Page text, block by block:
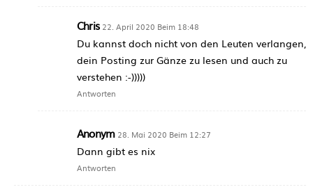
Chris 22. April 2020 Beim 18:48
Du kannst doch nicht von den Leuten verlangen,
dein Posting zur Gänze zu lesen und auch zu
verstehen :-)))))
Antworten
Anonym 28. Mai 2020 Beim 12:27
Dann gibt es nix
Antworten